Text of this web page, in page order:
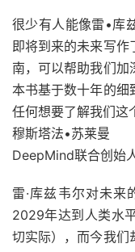
很少有人能像雷•库
即将到来的未来写作
南，可以帮助我们加
本书基于数十年的细
任何想要了解我们这
穆斯塔法•苏莱曼
DeepMind联合创始
雷·库兹韦尔对未
2029年达到人类水
切实际），而今我们